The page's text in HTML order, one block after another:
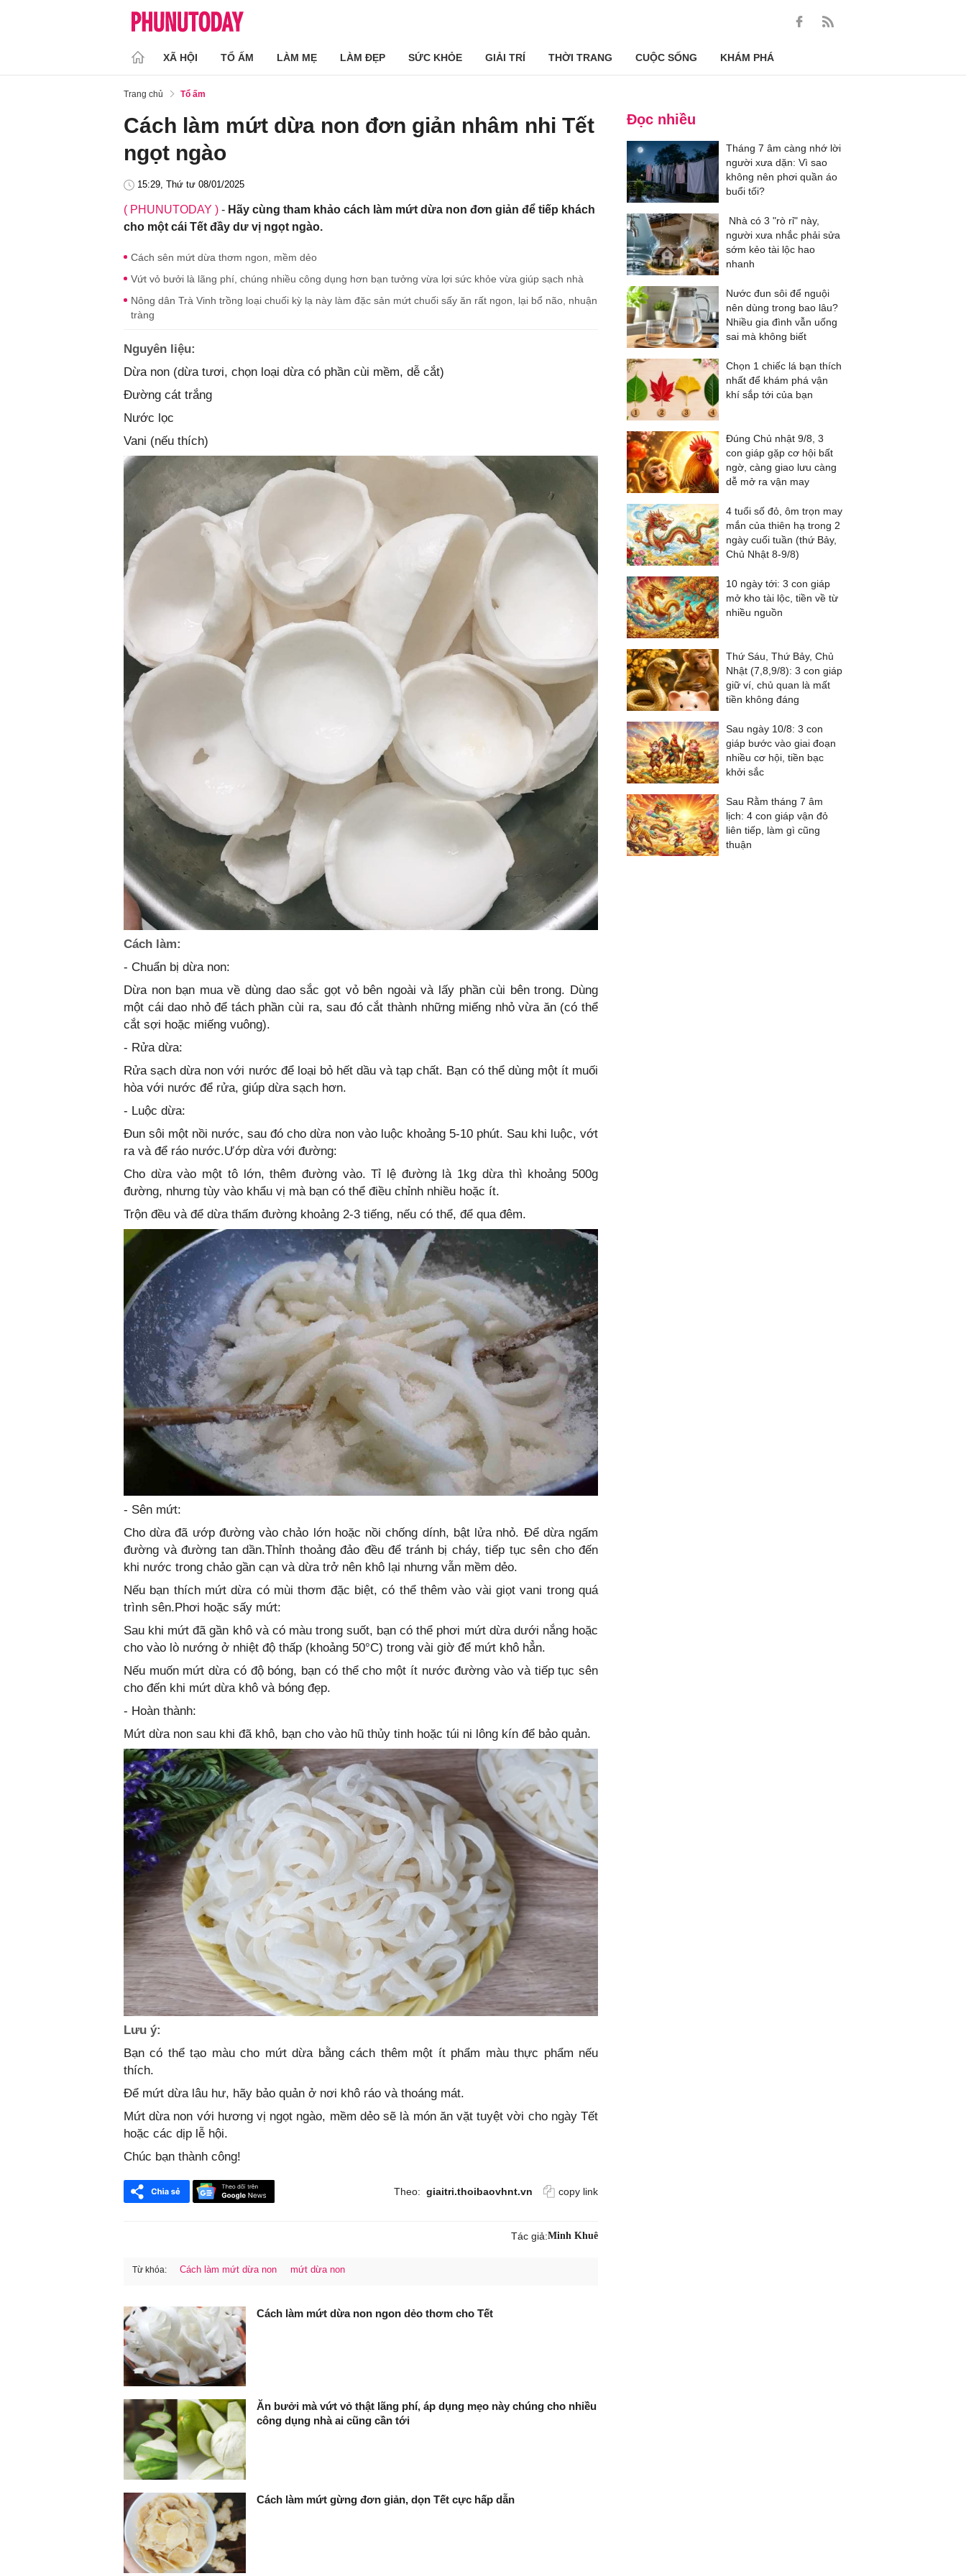
XÃ HỘI TỔ ẤM LÀM MẸ LÀM ĐẸP SỨC KHỎE GIẢI TRÍ THỜI TRANG CUỘC SỐNG KHÁM PHÁ
Trang chủ Tổ ấm
Cách làm mứt dừa non đơn giản nhâm nhi Tết
ngọt ngào
15:29, Thứ tư 08/01/2025
( PHUNUTODAY ) - Hãy cùng tham khảo cách làm mứt dừa non đơn giản để tiếp khách
cho một cái Tết đầy dư vị ngọt ngào.
Cách sên mứt dừa thơm ngon, mềm dẻo
Vứt vỏ bưởi là lãng phí, chúng nhiều công dụng hơn bạn tưởng vừa lợi sức khỏe vừa giúp sạch nhà
Nông dân Trà Vinh trồng loại chuối kỳ lạ này làm đặc sản mứt chuối sấy ăn rất ngon, lại bổ não, nhuận
tràng
Nguyên liệu:
Dừa non (dừa tươi, chọn loại dừa có phần cùi mềm, dễ cắt)
Đường cát trắng
Nước lọc
Vani (nếu thích)
Cách làm:
- Chuẩn bị dừa non:
Dừa non bạn mua về dùng dao sắc gọt vỏ bên ngoài và lấy phần cùi bên trong. Dùng
một cái dao nhỏ để tách phần cùi ra, sau đó cắt thành những miếng nhỏ vừa ăn (có thể
cắt sợi hoặc miếng vuông).
- Rửa dừa:
Rửa sạch dừa non với nước để loại bỏ hết dầu và tạp chất. Bạn có thể dùng một ít muối
hòa với nước để rửa, giúp dừa sạch hơn.
- Luộc dừa:
Đun sôi một nồi nước, sau đó cho dừa non vào luộc khoảng 5-10 phút. Sau khi luộc, vớt
ra và để ráo nước.Ướp dừa với đường:
Cho dừa vào một tô lớn, thêm đường vào. Tỉ lệ đường là 1kg dừa thì khoảng 500g
đường, nhưng tùy vào khẩu vị mà bạn có thể điều chỉnh nhiều hoặc ít.
Trộn đều và để dừa thấm đường khoảng 2-3 tiếng, nếu có thể, để qua đêm.
- Sên mứt:
Cho dừa đã ướp đường vào chảo lớn hoặc nồi chống dính, bật lửa nhỏ. Để dừa ngấm
đường và đường tan dần.Thỉnh thoảng đảo đều để tránh bị cháy, tiếp tục sên cho đến
khi nước trong chảo gần cạn và dừa trở nên khô lại nhưng vẫn mềm dẻo.
Nếu bạn thích mứt dừa có mùi thơm đặc biệt, có thể thêm vào vài giọt vani trong quá
trình sên.Phơi hoặc sấy mứt:
Sau khi mứt đã gần khô và có màu trong suốt, bạn có thể phơi mứt dừa dưới nắng hoặc
cho vào lò nướng ở nhiệt độ thấp (khoảng 50°C) trong vài giờ để mứt khô hẳn.
Nếu muốn mứt dừa có độ bóng, bạn có thể cho một ít nước đường vào và tiếp tục sên
cho đến khi mứt dừa khô và bóng đẹp.
- Hoàn thành:
Mứt dừa non sau khi đã khô, bạn cho vào hũ thủy tinh hoặc túi ni lông kín để bảo quản.
Lưu ý:
Bạn có thể tạo màu cho mứt dừa bằng cách thêm một ít phẩm màu thực phẩm nếu
thích.
Để mứt dừa lâu hư, hãy bảo quản ở nơi khô ráo và thoáng mát.
Mứt dừa non với hương vị ngọt ngào, mềm dẻo sẽ là món ăn vặt tuyệt vời cho ngày Tết
hoặc các dịp lễ hội.
Chúc bạn thành công!
Theo: giaitri.thoibaovhnt.vn copy link
Tác giả:Minh Khuê
Từ khóa: Cách làm mứt dừa non mứt dừa non
Cách làm mứt dừa non ngon dẻo thơm cho Tết
Ăn bưởi mà vứt vỏ thật lãng phí, áp dụng mẹo này chúng cho nhiều
công dụng nhà ai cũng cần tới
Cách làm mứt gừng đơn giản, dọn Tết cực hấp dẫn
Đọc nhiều
Tháng 7 âm càng nhớ lời
người xưa dặn: Vì sao
không nên phơi quần áo
buổi tối?
Nhà có 3 "rò rỉ" này,
người xưa nhắc phải sửa
sớm kẻo tài lộc hao
nhanh
Nước đun sôi để nguội
nên dùng trong bao lâu?
Nhiều gia đình vẫn uống
sai mà không biết
Chọn 1 chiếc lá bạn thích
nhất để khám phá vận
khí sắp tới của bạn
Đúng Chủ nhật 9/8, 3
con giáp gặp cơ hội bất
ngờ, càng giao lưu càng
dễ mở ra vận may
4 tuổi số đỏ, ôm trọn may
mắn của thiên hạ trong 2
ngày cuối tuần (thứ Bảy,
Chủ Nhật 8-9/8)
10 ngày tới: 3 con giáp
mở kho tài lộc, tiền về từ
nhiều nguồn
Thứ Sáu, Thứ Bảy, Chủ
Nhật (7,8,9/8): 3 con giáp
giữ ví, chủ quan là mất
tiền không đáng
Sau ngày 10/8: 3 con
giáp bước vào giai đoạn
nhiều cơ hội, tiền bạc
khởi sắc
Sau Rằm tháng 7 âm
lịch: 4 con giáp vận đỏ
liên tiếp, làm gì cũng
thuận